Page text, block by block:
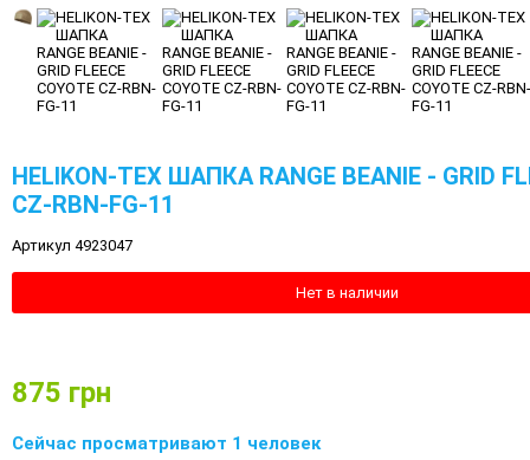
HELIKON-TEX ШАПКА RANGE BEANIE - GRID
CZ-RBN-FG-11
Артикул 4923047
Нет в наличии
875 грн
Сейчас просматривают 1 человек